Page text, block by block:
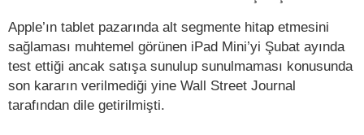
Apple’ın tablet pazarında alt segmente hitap etmesini
sağlaması muhtemel görünen iPad Mini’yi Şubat ayında
test ettiği ancak satışa sunulup sunulmaması konusunda
son kararın verilmediği yine Wall Street Journal
tarafından dile getirilmişti.